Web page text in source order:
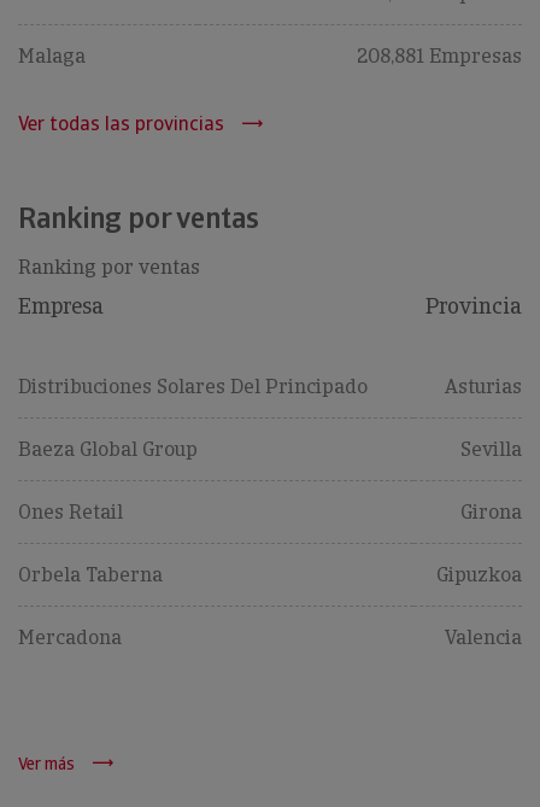
Malaga 208,881 Empresas
Ver todas las provincias
Ranking por ventas
Ranking por ventas
Empresa Provincia
Distribuciones Solares Del Principado Asturias
Baeza Global Group Sevilla
Ones Retail Girona
Orbela Taberna Gipuzkoa
Mercadona Valencia
Ver más